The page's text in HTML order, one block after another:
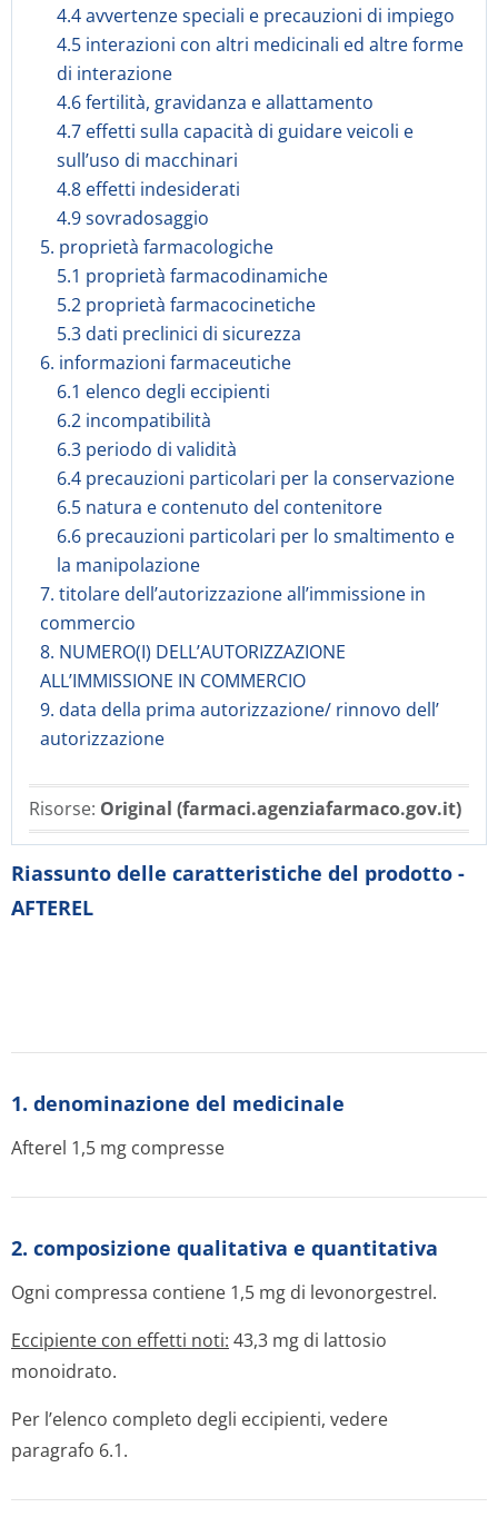
4.4 avvertenze speciali e precauzioni di impiego
4.5 interazioni con altri medicinali ed altre forme
di interazione
4.6 fertilità, gravidanza e allattamento
4.7 effetti sulla capacità di guidare veicoli e
sull’uso di macchinari
4.8 effetti indesiderati
4.9 sovradosaggio
5. proprietà farmacologiche
5.1 proprietà farmacodinamiche
5.2 proprietà farmacocinetiche
5.3 dati preclinici di sicurezza
6. informazioni farmaceutiche
6.1 elenco degli eccipienti
6.2 incompatibilità
6.3 periodo di validità
6.4 precauzioni particolari per la conservazione
6.5 natura e contenuto del contenitore
6.6 precauzioni particolari per lo smaltimento e
la manipolazione
7. titolare dell’autorizzazione all’immissione in
commercio
8. NUMERO(I) DELL’AUTORIZZAZIONE
ALL’IMMISSIONE IN COMMERCIO
9. data della prima autorizzazione/ rinnovo dell’
autorizzazione
Risorse: Original (farmaci.agenziafarmaco.gov.it)
Riassunto delle caratteristiche del prodotto -
AFTEREL
1. denominazione del medicinale
Afterel 1,5 mg compresse
2. composizione qualitativa e quantitativa
Ogni compressa contiene 1,5 mg di levonorgestrel.
Eccipiente con effetti noti: 43,3 mg di lattosio
monoidrato.
Per l’elenco completo degli eccipienti, vedere
paragrafo 6.1.